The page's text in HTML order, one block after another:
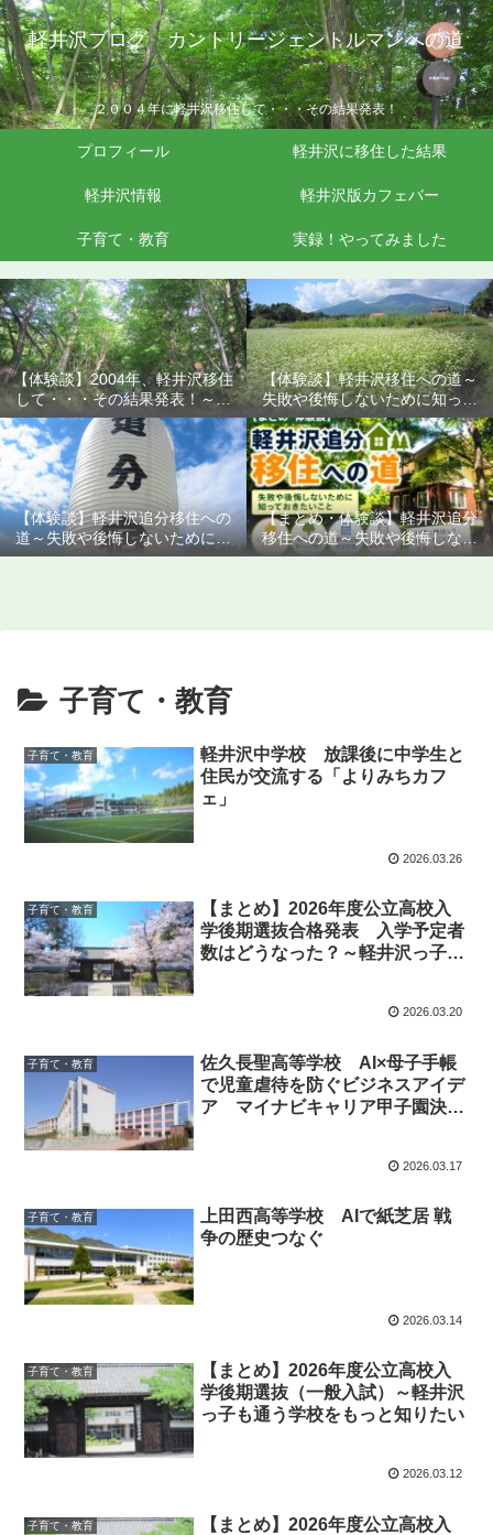
軽井沢ブログ カントリージェントルマンへの道
２００４年に軽井沢移住して・・・その結果発表！
プロフィール 軽井沢に移住した結果
軽井沢情報 軽井沢版カフェバー
子育て・教育 実録！やってみました
【体験談】2004年、軽井沢移住
して・・・その結果発表！～失
敗や後悔しないために知ってお
きたいこと
【体験談】軽井沢移住への道～
失敗や後悔しないために知って
おきたいこと
【体験談】軽井沢追分移住への
道～失敗や後悔しないために知
っておきたいこと
【まとめ・体験談】軽井沢追分
移住への道～失敗や後悔しない
ために知っておきたいこと
子育て・教育
子育て・教育
軽井沢中学校 放課後に中学生と
住民が交流する「よりみちカフ
ェ」
2026.03.26
子育て・教育
【まとめ】2026年度公立高校入
学後期選抜合格発表 入学予定者
数はどうなった？～軽井沢っ子も
2026.03.20
子育て・教育
佐久長聖高等学校 AI×母子手帳
で児童虐待を防ぐビジネスアイデ
ア マイナビキャリア甲子園決勝
2026.03.17
子育て・教育
上田西高等学校 AIで紙芝居 戦
争の歴史つなぐ
2026.03.14
子育て・教育
【まとめ】2026年度公立高校入
学後期選抜（一般入試）～軽井沢
っ子も通う学校をもっと知りたい
2026.03.12
子育て・教育
【まとめ】2026年度公立高校入